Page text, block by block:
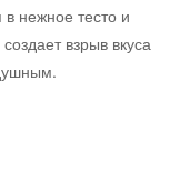
нежное тесто и
взрыв вкуса